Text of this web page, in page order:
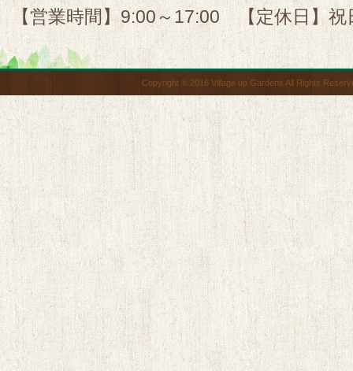
【営業時間】9:00～17:00 【定休日】祝
Copyright © 2016 Village up Gardens All Rights